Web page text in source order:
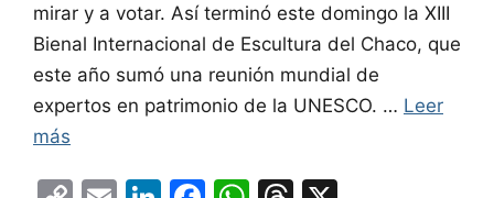
mirar y a votar. Así terminó este domingo la XIII
Bienal Internacional de Escultura del Chaco, que
este año sumó una reunión mundial de
expertos en patrimonio de la UNESCO. … Leer
más